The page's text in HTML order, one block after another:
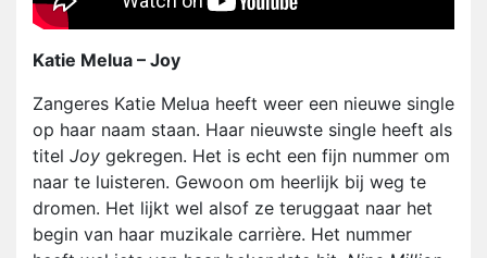
Katie Melua – Joy
Zangeres Katie Melua heeft weer een nieuwe single
op haar naam staan. Haar nieuwste single heeft als
titel Joy gekregen. Het is echt een fijn nummer om
naar te luisteren. Gewoon om heerlijk bij weg te
dromen. Het lijkt wel alsof ze teruggaat naar het
begin van haar muzikale carrière. Het nummer